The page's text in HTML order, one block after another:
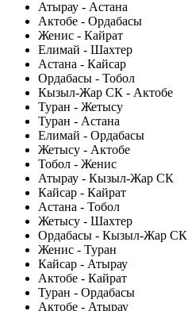
Атырау - Астана
Актобе - Ордабасы
Женис - Кайрат
Елимай - Шахтер
Астана - Кайсар
Ордабасы - Тобол
Кызыл-Жар СК - Актобе
Туран - Жетысу
Туран - Астана
Елимай - Ордабасы
Жетысу - Актобе
Тобол - Женис
Атырау - Кызыл-Жар СК
Кайсар - Кайрат
Астана - Тобол
Жетысу - Шахтер
Ордабасы - Кызыл-Жар СК
Женис - Туран
Кайсар - Атырау
Актобе - Кайрат
Туран - Ордабасы
Актобе - Атырау